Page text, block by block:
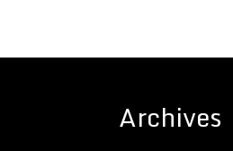
Archives